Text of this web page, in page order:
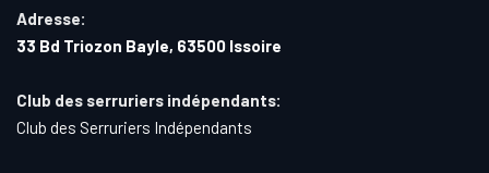
Adresse:
33 Bd Triozon Bayle, 63500 Issoire
Club des serruriers indépendants:
Club des Serruriers Indépendants